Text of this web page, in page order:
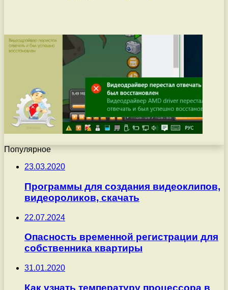
Популярное
23.03.2020
Программы для создания видеоклипов,
видеороликов, скачать
22.07.2024
Опасность временной регистрации для
собственника квартиры
31.01.2020
Как узнать температуру процессора в